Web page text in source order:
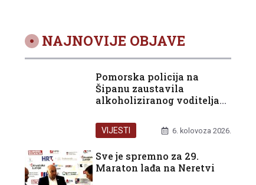
NAJNOVIJE OBJAVE
Pomorska policija na
Šipanu zaustavila
alkoholiziranog voditelja
VIJESTI 6. kolovoza 2026.
Sve je spremno za 29.
Maraton lađa na Neretvi